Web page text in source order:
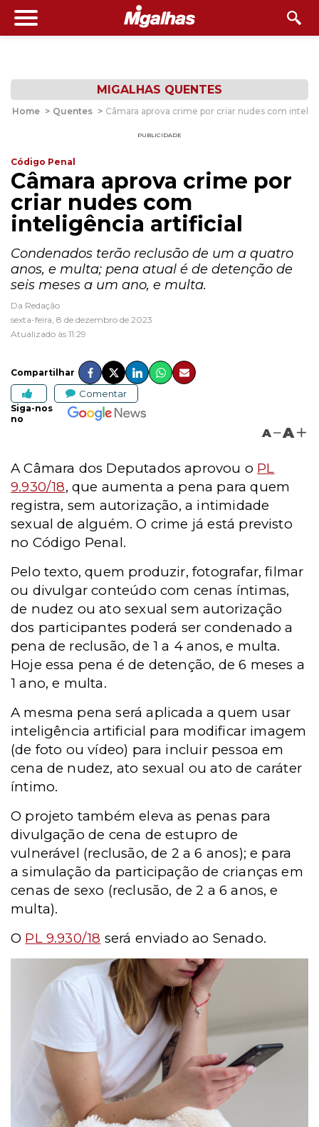
MIGALHAS QUENTES
Home > Quentes > Câmara aprova crime por criar nudes com
PUBLICIDADE
Código Penal
Câmara aprova crime por
criar nudes com
inteligência artificial
Condenados terão reclusão de um a quatro
anos, e multa; pena atual é de detenção de
seis meses a um ano, e multa.
Da Redação
sexta-feira, 8 de dezembro de 2023
Atualizado às 11:29
Compartilhar
Comentar
Siga-nos
no
A A
A Câmara dos Deputados aprovou o PL
9.930/18, que aumenta a pena para quem
registra, sem autorização, a intimidade
sexual de alguém. O crime já está previsto
no Código Penal.
Pelo texto, quem produzir, fotografar, filmar
ou divulgar conteúdo com cenas íntimas,
de nudez ou ato sexual sem autorização
dos participantes poderá ser condenado a
pena de reclusão, de 1 a 4 anos, e multa.
Hoje essa pena é de detenção, de 6 meses a
1 ano, e multa.
A mesma pena será aplicada a quem usar
inteligência artificial para modificar imagem
(de foto ou vídeo) para incluir pessoa em
cena de nudez, ato sexual ou ato de caráter
íntimo.
O projeto também eleva as penas para
divulgação de cena de estupro de
vulnerável (reclusão, de 2 a 6 anos); e para
a simulação da participação de crianças em
cenas de sexo (reclusão, de 2 a 6 anos, e
multa).
O PL 9.930/18 será enviado ao Senado.